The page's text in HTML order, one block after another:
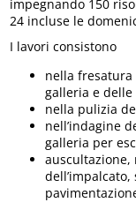
impegnando 150
24 incluse le
I lavori consistono
nella
galleria e delle
nella pulizia
nell’indagine
galleria per